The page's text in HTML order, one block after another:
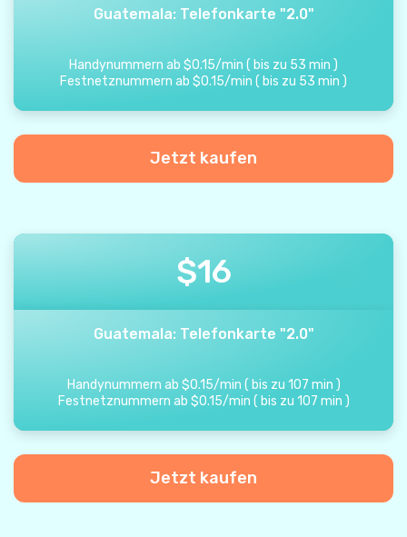
Guatemala: Telefonkarte "2.0"
Handynummern ab $0.15/min ( bis zu 53 min )
Festnetznummern ab $0.15/min ( bis zu 53 min )
Jetzt kaufen
$16
Guatemala: Telefonkarte "2.0"
Handynummern ab $0.15/min ( bis zu 107 min )
Festnetznummern ab $0.15/min ( bis zu 107 min )
Jetzt kaufen